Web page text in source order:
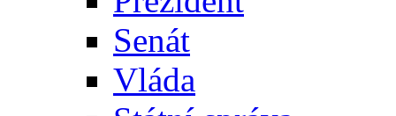
Senát
Vláda